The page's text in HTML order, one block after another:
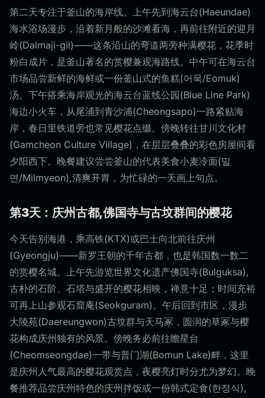
第二天专注于釜山的海岸线。上午先到海云台(Haeundae)
海水浴场漫步，沿着新月般的沙滩看海，再前往附近的迎月
岭(Dalmaji-gil)——这条沿山的弯道两旁种满樱花，花季时
粉白成片，是釜山著名的赏樱兼观海路线。中午可在海云台
市场品尝新鲜的海鲜或一份釜山式的鱼糕(어묵/Eomuk)
汤。下午搭乘海岸观光的海云台蓝线公园(Blue Line Park)
海边小火车，从尾浦到青沙浦(Cheongsapo)一路紧贴海
岸，春日里铁道旁也常见樱花点缀。傍晚转往甘川文化村
(Gamcheon Culture Village)，在层层叠叠的彩色房屋间看
夕阳西下。晚餐建议尝尝釜山的代表美食小麦冷面(밀
면/Milmyeon),清爽开胃，为忙碌的一天画上句点。
第3天：庆州古都,佛国寺与古坟群间的樱花
今天告别海港，乘高铁(KTX)或巴士向北前往庆州
(Gyeongju)——新罗王朝的千年古都，也是韩国数一数二
的赏樱名城。上午先游览世界文化遗产佛国寺(Bulguksa),
古朴的石阶、石塔与盛开的樱花相映，禅意十足；时间充裕
可再上山参观石窟庵(Seokguram)。午后回到市区，漫步
大陵苑(Daereungwon)古坟群与天马冢，圆润的草冢与樱
花构成庆州独有的风景。傍晚务必前往瞻星台
(Cheomseongdae)一带与普门湖(Bomun Lake)畔，这里
是庆州人气最高的樱花观赏点，夜樱亮灯时分尤为梦幻。晚
餐推荐品尝庆州特色的庆州拌饭或一份韩式定食(한정식),